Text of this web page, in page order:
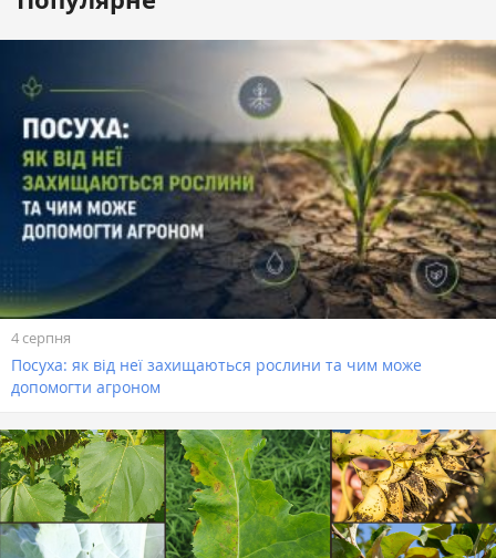
4 серпня
Посуха: як від неї захищаються рослини та чим може
допомогти агроном